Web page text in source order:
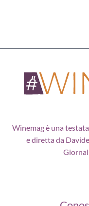
Winemag è una
e diretta da